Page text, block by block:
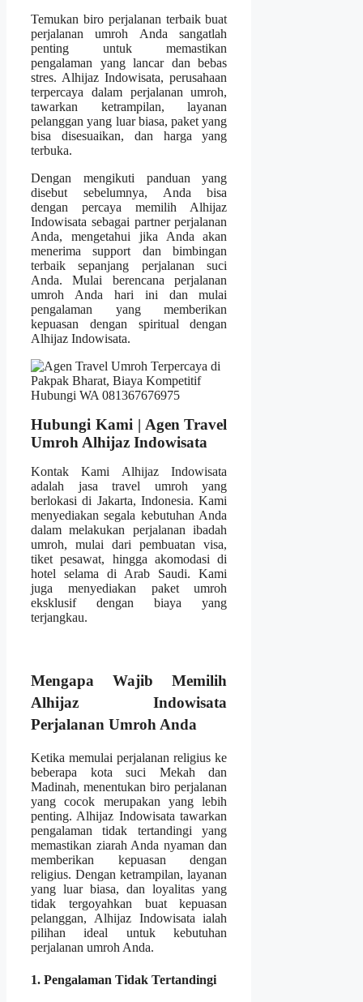
Temukan biro perjalanan terbaik buat
perjalanan umroh Anda sangatlah
penting untuk memastikan
pengalaman yang lancar dan bebas
stres. Alhijaz Indowisata, perusahaan
terpercaya dalam perjalanan umroh,
tawarkan ketrampilan, layanan
pelanggan yang luar biasa, paket yang
bisa disesuaikan, dan harga yang
terbuka.
Dengan mengikuti panduan yang
disebut sebelumnya, Anda bisa
dengan percaya memilih Alhijaz
Indowisata sebagai partner perjalanan
Anda, mengetahui jika Anda akan
menerima support dan bimbingan
terbaik sepanjang perjalanan suci
Anda. Mulai berencana perjalanan
umroh Anda hari ini dan mulai
pengalaman yang memberikan
kepuasan dengan spiritual dengan
Alhijaz Indowisata.
Hubungi Kami | Agen Travel
Umroh Alhijaz Indowisata
Kontak Kami Alhijaz Indowisata
adalah jasa travel umroh yang
berlokasi di Jakarta, Indonesia. Kami
menyediakan segala kebutuhan Anda
dalam melakukan perjalanan ibadah
umroh, mulai dari pembuatan visa,
tiket pesawat, hingga akomodasi di
hotel selama di Arab Saudi. Kami
juga menyediakan paket umroh
eksklusif dengan biaya yang
terjangkau.
Mengapa Wajib Memilih
Alhijaz Indowisata
Perjalanan Umroh Anda
Ketika memulai perjalanan religius ke
beberapa kota suci Mekah dan
Madinah, menentukan biro perjalanan
yang cocok merupakan yang lebih
penting. Alhijaz Indowisata tawarkan
pengalaman tidak tertandingi yang
memastikan ziarah Anda nyaman dan
memberikan kepuasan dengan
religius. Dengan ketrampilan, layanan
yang luar biasa, dan loyalitas yang
tidak tergoyahkan buat kepuasan
pelanggan, Alhijaz Indowisata ialah
pilihan ideal untuk kebutuhan
perjalanan umroh Anda.
1. Pengalaman Tidak Tertandingi